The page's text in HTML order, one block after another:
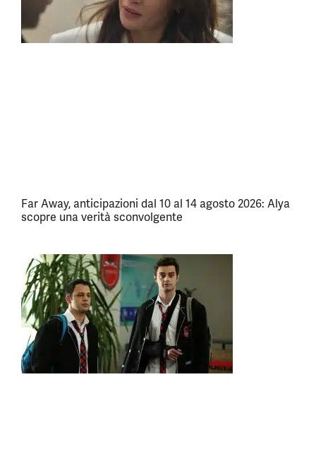
Far Away, anticipazioni dal 10 al 14 agosto 2026: Alya
scopre una verità sconvolgente